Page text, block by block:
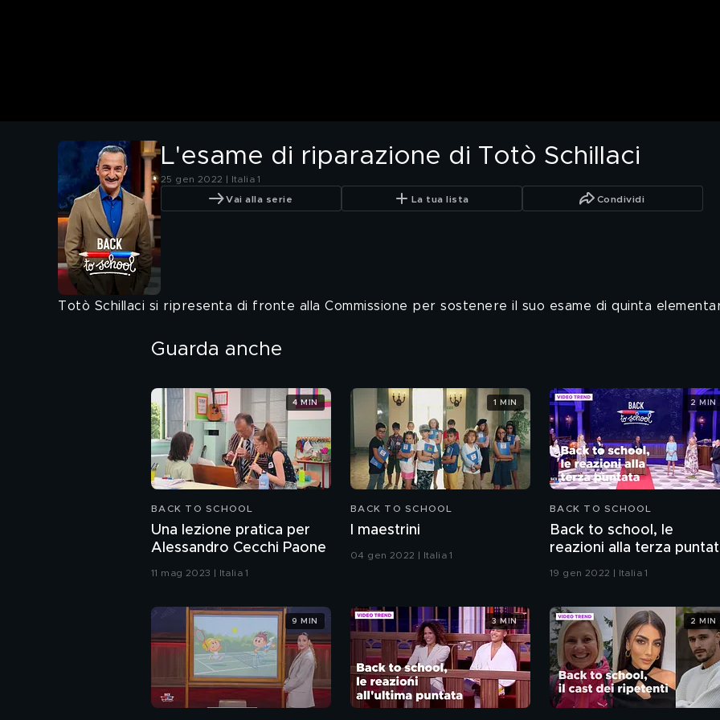
L'esame di riparazione di Totò Schillaci
25 gen 2022 | Italia 1
Vai alla serie La tua lista Condividi
Totò Schillaci si ripresenta di fronte alla Commissione per sostenere il suo esame di quinta
Guarda anche
BACK TO SCHOOL
Una lezione pratica per
Alessandro Cecchi Paone
11 mag 2023 | Italia 1
4 MIN
BACK TO SCHOOL
I maestrini
04 gen 2022 | Italia 1
1 MIN
BACK TO SCHOOL
Back to school, le
reazioni alla terza
19 gen 2022 | Italia 1
2 MIN
9 MIN 3 MIN 2 MIN